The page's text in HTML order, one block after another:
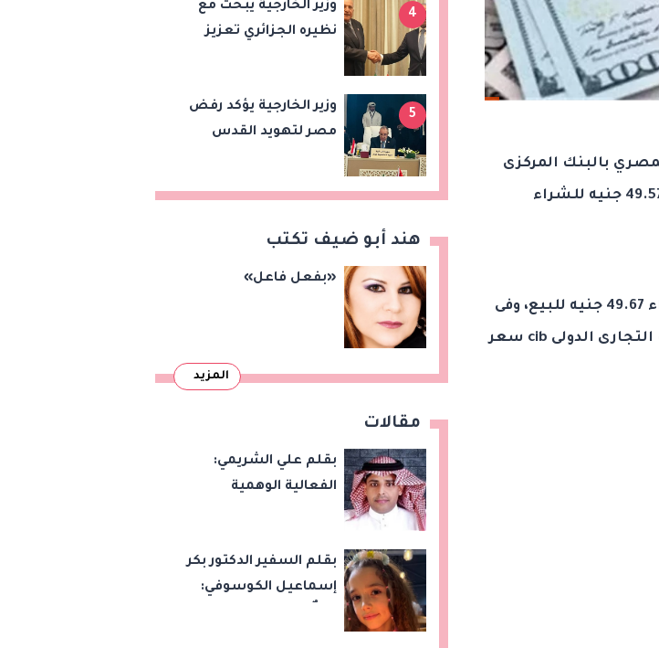
9/7/2026 أمام الجنيه المصري بالبنك المركزى
49.57جنيه للشراء 49.71جنيه للبيع وفى بنك الإسكندرية49.57 جنيه للشراء
وسجل سعر الدولار اليوم بالبنك الأهلى 49.57 جنيه للشراء 49.67 جنيه للبيع، وفى
بنك مصر 49.57 جنيه للشراء 49.67 جنيه للبيع، وفي البنك التجارى الدولى cib سعر
ودعم الدولة
الفلسطينية
4
وزير الخارجية يبحث مع
نظيره الجزائري تعزيز
5
وزير الخارجية يؤكد رفض
مصر لتهويد القدس
هند أبو ضيف تكتب
«بفعل فاعل»
المزيد
مقالات
بقلم علي الشريمي:
الفعالية الوهمية
بقلم السفير الدكتور بكر
إسماعيل الكوسوفي: